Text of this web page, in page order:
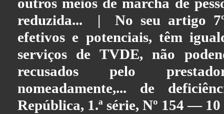
reduzida... | No seu artigo
efetivos e potenciais, têm
serviços de TVDE, não
recusados pelo
nomeadamente,... de
República, 1.ª série, Nº 154 —